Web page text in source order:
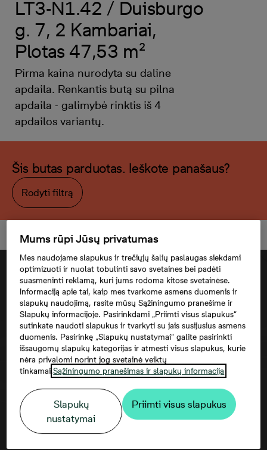
LT3-N1.42 / Duisburgo
g. 7, 2 Kambariai,
Plotas 47,53 m²
Pirma kaina nurodyta su daline
apdaila. Renkantis butą su pilna
apdaila - galimybė rinktis iš 4
apdailos variantų.
Šis butas parduotas. Ieškote panašaus?
Rodyti filtrą
Norėdami matyti šį žemėlapį, jūs turite
Mums rūpi Jūsų privatumas
Mes naudojame slapukus ir trečiųjų šalių paslaugas siekdami
optimizuoti ir nuolat tobulinti savo svetaines bei padėti
suasmeninti reklamą, kuri jums rodoma kitose svetainėse.
Informaciją apie tai, kaip mes tvarkome asmens duomenis ir
slapukų naudojimą, rasite mūsų Sąžiningumo pranešime ir
Slapukų informacijoje. Pasirinkdami „Priimti visus slapukus“
sutinkate naudoti slapukus ir tvarkyti su jais susijusius asmens
duomenis. Pasirinkę „Slapukų nustatymai“ galite pasirinkti
išsaugomų slapukų kategorijas ir atmesti visus slapukus, kurie
nėra privalomi norint jog svetainė veiktų
tinkamai.Sąžiningumo pranešimas ir slapukų informacija
Slapukų
nustatymai
Priimti visus slapukus